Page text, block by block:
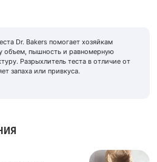
Dr. Bakers помогает хозяйкам
объем, пышность и равномерную
Разрыхлитель теста в отличие от
запаха или привкуса.